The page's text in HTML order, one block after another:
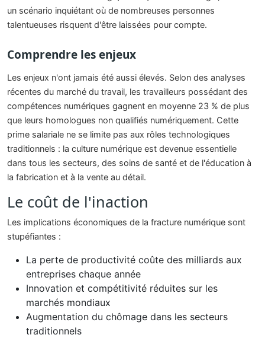
un scénario inquiétant où de nombreuses personnes
talentueuses risquent d'être laissées pour compte.
Comprendre les enjeux
Les enjeux n'ont jamais été aussi élevés. Selon des analyses
récentes du marché du travail, les travailleurs possédant des
compétences numériques gagnent en moyenne 23 % de plus
que leurs homologues non qualifiés numériquement. Cette
prime salariale ne se limite pas aux rôles technologiques
traditionnels : la culture numérique est devenue essentielle
dans tous les secteurs, des soins de santé et de l'éducation à
la fabrication et à la vente au détail.
Le coût de l'inaction
Les implications économiques de la fracture numérique sont
stupéfiantes :
La perte de productivité coûte des milliards aux
entreprises chaque année
Innovation et compétitivité réduites sur les
marchés mondiaux
Augmentation du chômage dans les secteurs
traditionnels